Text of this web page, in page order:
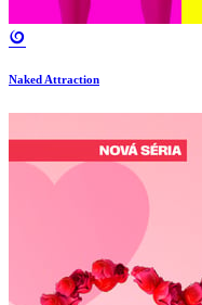
Naked Attraction